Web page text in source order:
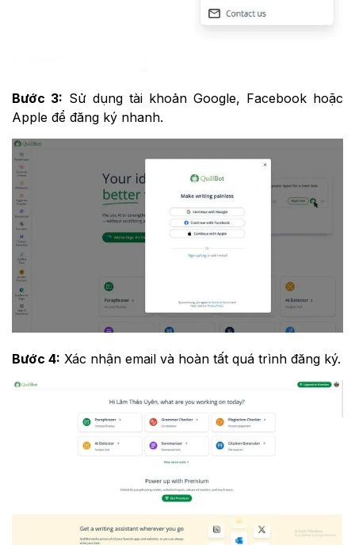
Bước 3: Sử dụng tài khoản Google, Facebook hoặc
Apple để đăng ký nhanh.
Bước 4: Xác nhận email và hoàn tất quá trình đăng ký.